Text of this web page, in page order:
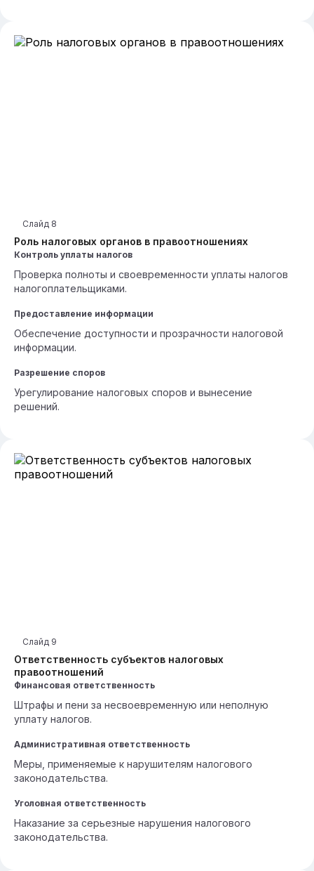
Роль налоговых органов в правоотношениях
Слайд 8
Контроль уплаты налогов
Проверка полноты и своевременности уплаты налогов
налогоплательщиками.
Предоставление информации
Обеспечение доступности и прозрачности налоговой
информации.
Разрешение споров
Урегулирование налоговых споров и вынесение
решений.
Ответственность субъектов налоговых
правоотношений
Слайд 9
Финансовая ответственность
Штрафы и пени за несвоевременную или неполную
уплату налогов.
Административная ответственность
Меры, применяемые к нарушителям налогового
законодательства.
Уголовная ответственность
Наказание за серьезные нарушения налогового
законодательства.